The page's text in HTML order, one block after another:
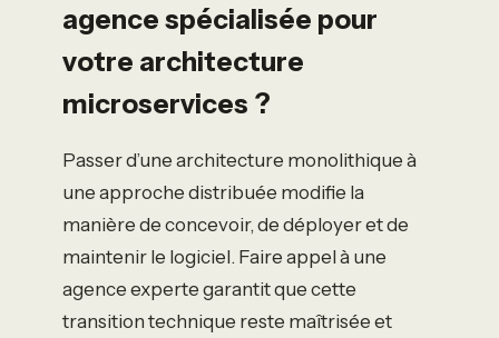
agence spécialisée pour
votre architecture
microservices ?
Passer d’une architecture monolithique à
une approche distribuée modifie la
manière de concevoir, de déployer et de
maintenir le logiciel. Faire appel à une
agence experte garantit que cette
transition technique reste maîtrisée et